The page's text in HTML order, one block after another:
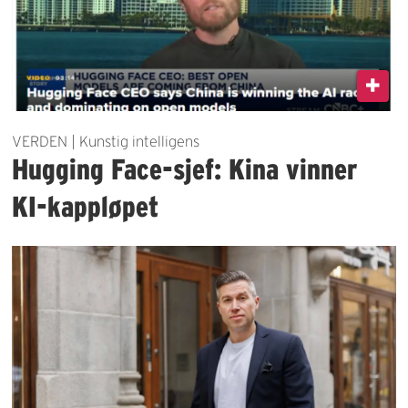
VERDEN | Kunstig intelligens
Hugging Face-sjef: Kina vinner
KI-kappløpet